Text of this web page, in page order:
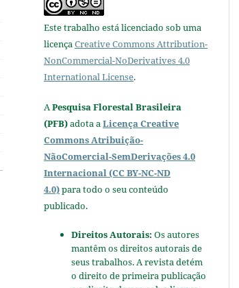
Este trabalho está licenciado sob uma
licençaCreative Commons Attribution-
NonCommercial-NoDerivatives 4.0
International License.
APesquisa Florestal Brasileira
(PFB)adota aLicença Creative
Commons Atribuição-
NãoComercial-SemDerivações 4.0
Internacional (CC BY-NC-ND
4.0)para todo o seu conteúdo
publicado.
Direitos Autorais: Os autores
mantêm os direitos autorais de
seus trabalhos. A revista detém
o direito de primeira publicação